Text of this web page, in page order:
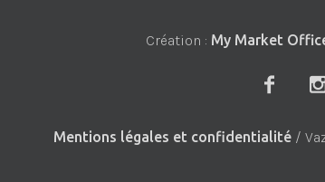
Création : My Market
Mentions légales et confidentialité/